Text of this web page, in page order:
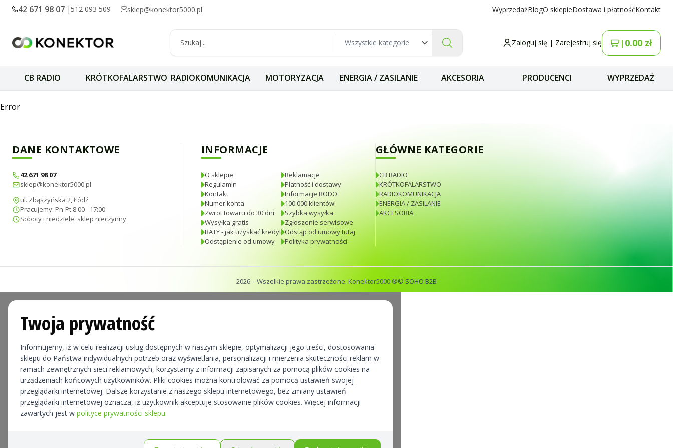
42 671 98 07 | 512 093 509 sklep@konektor5000.pl WyprzedażBlogO sklepieDostawa i płatnośćKontakt
Zaloguj się | Zarejestruj się | 0.00 zł
CB RADIO KRÓTKOFALARSTWO RADIOKOMUNIKACJA MOTORYZACJA ENERGIA / ZASILANIE AKCESORIA PRODUCENCI WYPRZEDAŻ
Adapter na kablu 100cm przejściówka SMA-M
Error
DANE KONTAKTOWE
42 671 98 07
sklep@konektor5000.pl
ul. Zbąszyńska 2, Łódź
Pracujemy: Pn-Pt 8:00 - 17:00
Soboty i niedziele: sklep nieczynny
INFORMACJE
O sklepie
Regulamin
Kontakt
Numer konta
Zwrot towaru do 30 dni
Wysyłka gratis
RATY - jak uzyskać kredyt
Odstąpienie od umowy
Reklamacje
Płatność i dostawy
Informacje RODO
100.000 klientów!
Szybka wysyłka
Zgłoszenie serwisowe
Odstąp od umowy tutaj
Polityka prywatności
GŁÓWNE KATEGORIE
CB RADIO
KRÓTKOFALARSTWO
RADIOKOMUNIKACJA
ENERGIA / ZASILANIE
AKCESORIA
2026– Wszelkie prawa zastrzeżone. Konektor5000 ®© SOHO B2B
Twoja prywatność
Informujemy, iż w celu realizacji usług dostępnych w naszym sklepie, optymalizacji jego treści, dostosowania
sklepu do Państwa indywidualnych potrzeb oraz wyświetlania, personalizacji i mierzenia skuteczności reklam w
ramach zewnętrznych sieci reklamowych, korzystamy z informacji zapisanych za pomocą plików cookies na
urządzeniach końcowych użytkowników. Pliki cookies można kontrolować za pomocą ustawień swojej
przeglądarki internetowej. Dalsze korzystanie z naszego sklepu internetowego, bez zmiany ustawień
przeglądarki internetowej oznacza, iż użytkownik akceptuje stosowanie plików cookies. Więcej informacji
zawartych jest w polityce prywatności sklepu.